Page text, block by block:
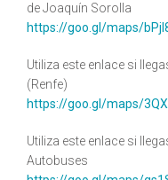
de Joaquín Sorolla
https://goo.gl/maps/
Utiliza este enlace si
(Renfe)
https://goo.gl/maps/
Utiliza este enlace si
Autobuses